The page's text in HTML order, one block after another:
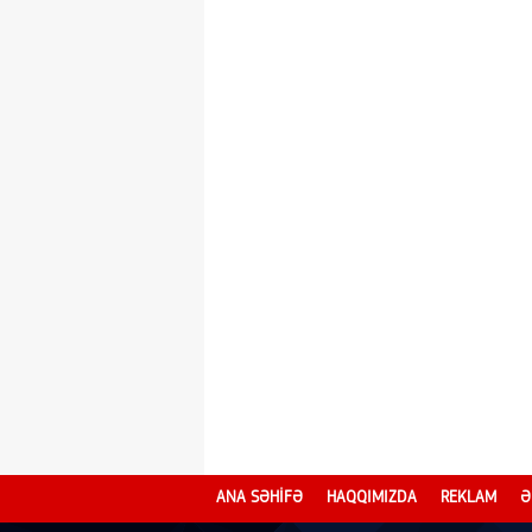
ANA SƏHİFƏ HAQQIMIZDA REKLAM